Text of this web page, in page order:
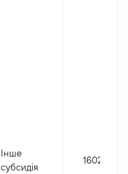
Інше
субсидія
1602